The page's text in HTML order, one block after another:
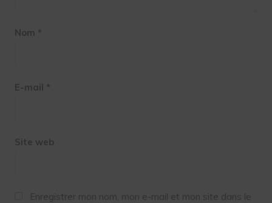
Nom *
E-mail *
Site web
Enregistrer mon nom, mon e-mail et mon site dans le